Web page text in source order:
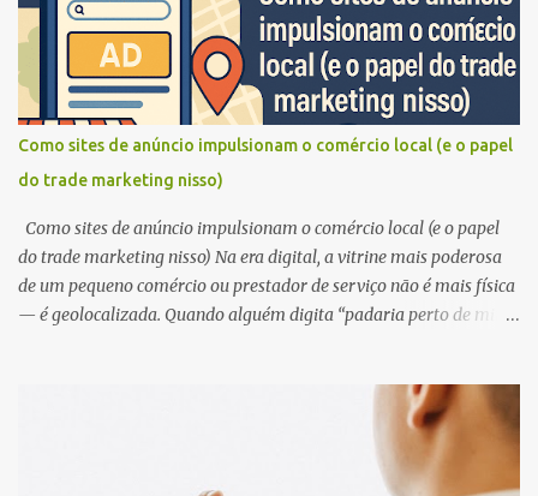
estratégias para atrair e conquistar clientes . 🎯 Ele se concentra
em construir uma marca forte, gerar reconhecimento e desejo pelo
produto . 💖 Pense em todas as vezes que você viu um anúncio na
TV, ouviu um jingle no rádio ou se deparou com um outdoor
chamativo. Isso é Marketing em ação! 🎬 Exemplos de ações de
Marketing: Publicidade online e offline: anúncios em redes sociais,
Google, TV, rádio, revistas, etc. 📢 Criação de conteúdo: blogs,
vídeos, ebooks, infográficos, etc. 💡 Relações ...
Como sites de anúncio impulsionam o comércio local (e o papel
do trade marketing nisso)
Como sites de anúncio impulsionam o comércio local (e o papel
do trade marketing nisso) Na era digital, a vitrine mais poderosa
de um pequeno comércio ou prestador de serviço não é mais física
— é geolocalizada. Quando alguém digita “padaria perto de mim”
mudam tudo. A geolocalização como ativo estratégico Estar
presente em plataformas que utilizam dados de localização não é
mais um diferencial — é o mínimo. Ferramentas como Google
Meu Negócio, sites de classificados locais e aplicativos de serviços